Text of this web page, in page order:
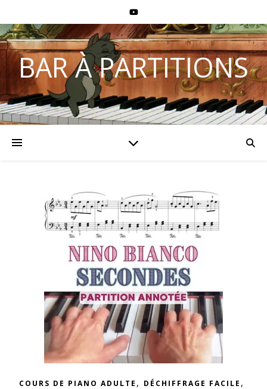
BAR À PARTITIONS
COURS DE PIANO ADULTE , DÉCHIFFRAGE FACILE ,